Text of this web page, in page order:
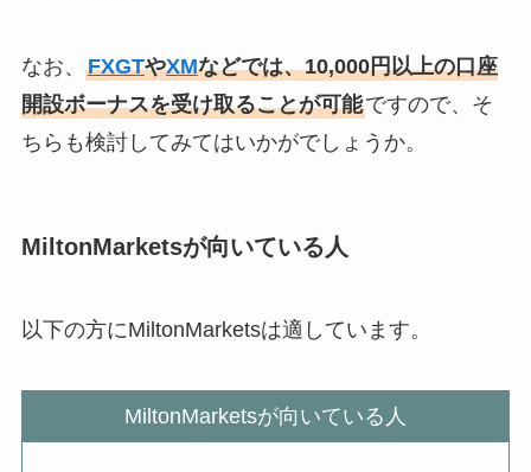
なお、 FXGTやXMなどでは、10,000円以上の口座
開設ボーナスを受け取ることが可能ですので、そ
ちらも検討してみてはいかがでしょうか。
MiltonMarketsが向いている人
以下の方にMiltonMarketsは適しています。
MiltonMarketsが向いている人